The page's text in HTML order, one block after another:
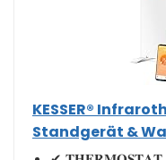
KESSER®
Standgerät &